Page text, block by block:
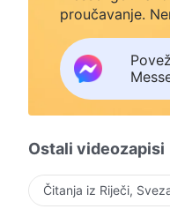
Što god činili, u
razumije. Sve će
Sjediti pred Njim,
istinski dužnim
Svemogući Bog
nema Božje milosti i
Ah! Svemogući
proučavanje.
Ostali videozapisi
Čitanja iz Riječi,